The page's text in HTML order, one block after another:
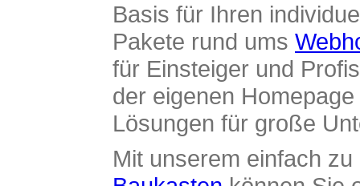
Basis für Ihren
Pakete rund ums
für Einsteiger und
der eigenen
Lösungen für große
Mit unserem einfach